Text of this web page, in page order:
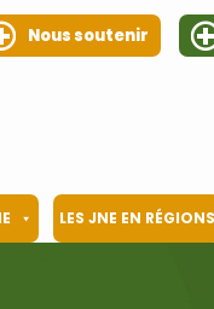
Nous soutenir
LES JNE EN RÉGIONS